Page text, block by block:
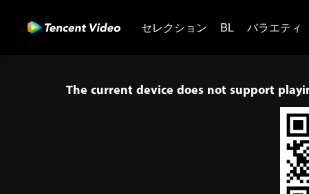
セレクション BL バラエティ
The current device does not support